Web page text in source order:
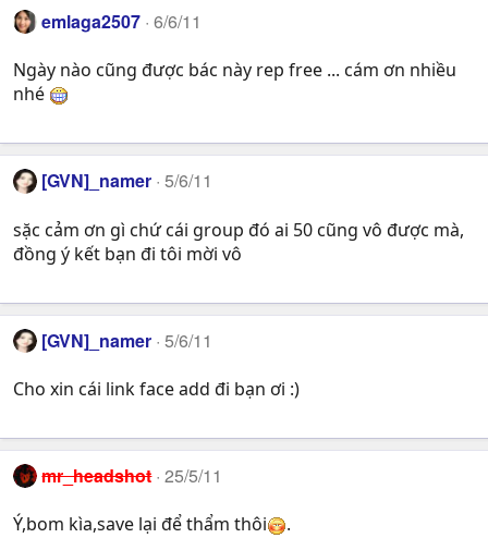
emlaga2507 6/6/11
Ngày nào cũng được bác này rep free ... cám ơn nhiều
nhé
[GVN]­_namer 5/6/11
sặc cảm ơn gì chứ cái group đó ai 50 cũng vô được mà,
đồng ý kết bạn đi tôi mời vô
[GVN]­_namer 5/6/11
Cho xin cái link face add đi bạn ơi :)
mr_headshot 25/5/11
Ý,bom kìa,save lại để thẩm thôi .